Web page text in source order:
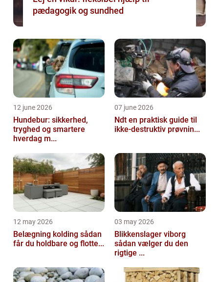
pædagogik og sundhed
12 june 2026
Hundebur: sikkerhed,
tryghed og smartere
hverdag m...
07 june 2026
Ndt en praktisk guide til
ikke-destruktiv prøvnin...
12 may 2026
Belægning kolding sådan
får du holdbare og flotte...
03 may 2026
Blikkenslager viborg
sådan vælger du den
rigtige ...